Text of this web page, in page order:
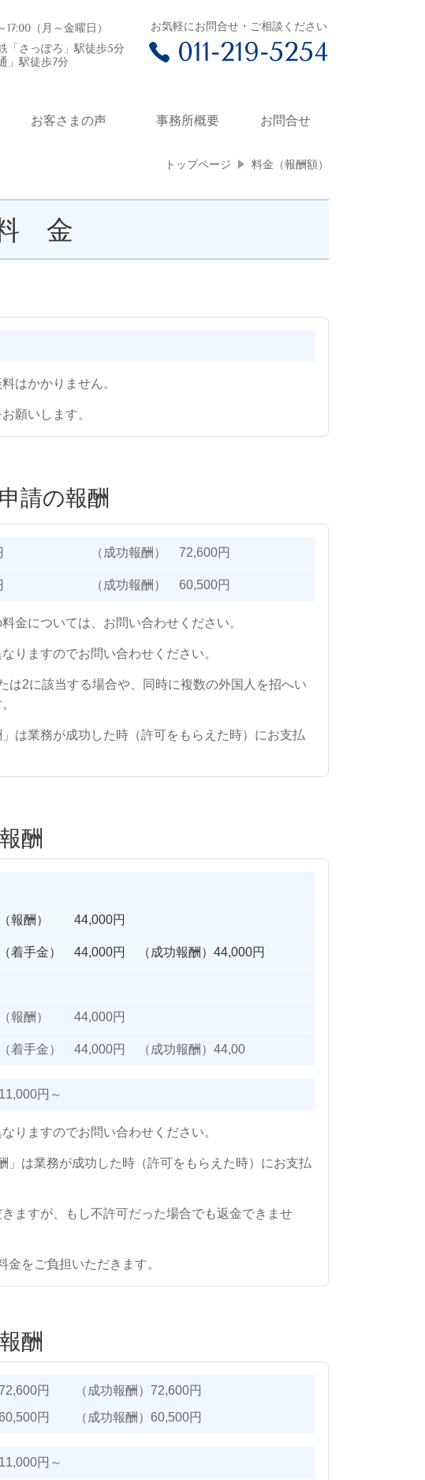
17:00（月～金曜日）
「さっぽろ」駅徒歩5分
」駅徒歩7分
お気軽にお問合せ・ご相談ください
011-219-5254
お客さまの声 事務所概要 お問合せ
トップページ 料金（報酬額）
金
はかかりません。
願いします。
請の報酬
（成功報酬） 72,600円
（成功報酬） 60,500円
金については、お問い合わせください。
りますのでお問い合わせください。
2に該当する場合や、同時に複数の外国人を招へい
は業務が成功した時（許可をもらえた時）にお支払
酬
） 44,000円
金） 44,000円 （成功報酬）44,000円
（報酬） 44,000円
（着手金） 44,000円 （成功報酬）44,00
円～
りますのでお問い合わせください。
は業務が成功した時（許可をもらえた時）にお支払
ますが、もし不許可だった場合でも返金できませ
をご負担いただきます。
酬
円 （成功報酬）72,600円
円 （成功報酬）60,500円
円～